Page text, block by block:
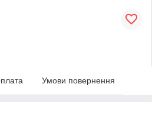
Умови повернення